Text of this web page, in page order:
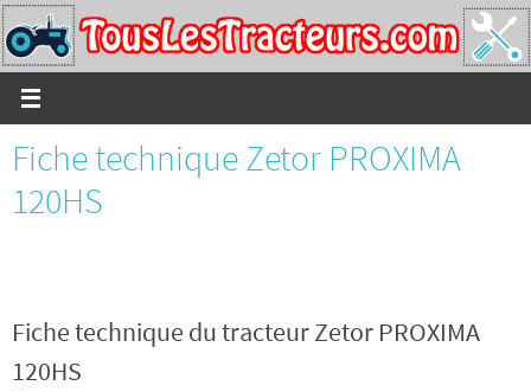
Passer
vers
le
contenu
Fiche technique Zetor PROXIMA
120HS
Fiche technique du tracteur Zetor PROXIMA
120HS